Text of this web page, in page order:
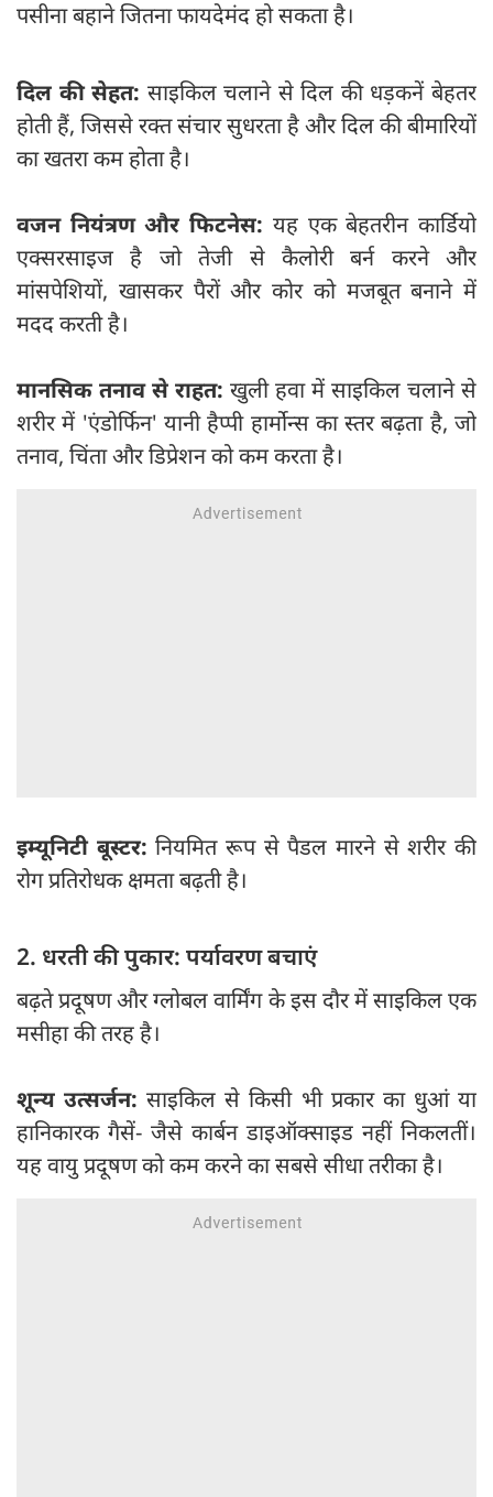
पसीना बहाने जितना फायदेमंद हो सकता है।
दिल की सेहत: साइकिल चलाने से दिल की धड़कनें बेहतर
होती हैं, जिससे रक्त संचार सुधरता है और दिल की बीमारियों
का खतरा कम होता है।
वजन नियंत्रण और फिटनेस: यह एक बेहतरीन कार्डियो
एक्सरसाइज है जो तेजी से कैलोरी बर्न करने और
मांसपेशियों, खासकर पैरों और कोर को मजबूत बनाने में
मदद करती है।
मानसिक तनाव से राहत: खुली हवा में साइकिल चलाने से
शरीर में 'एंडोर्फिन' यानी हैप्पी हार्मोन्स का स्तर बढ़ता है, जो
तनाव, चिंता और डिप्रेशन को कम करता है।
इम्यूनिटी बूस्टर:नियमित रूप से पैडल मारने से शरीर की
रोग प्रतिरोधक क्षमता बढ़ती है।
2. धरती की पुकार: पर्यावरण बचाएं
बढ़ते प्रदूषण और ग्लोबल वार्मिंग के इस दौर में साइकिल एक
मसीहा की तरह है।
शून्य उत्सर्जन:साइकिल से किसी भी प्रकार का धुआं या
हानिकारक गैसें- जैसे कार्बन डाइऑक्साइड नहीं निकलतीं।
यह वायु प्रदूषण को कम करने का सबसे सीधा तरीका है।